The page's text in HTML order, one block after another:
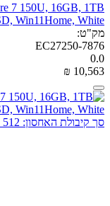
7 150U, 16GB, 1TB
Win11Home, White
מק"ט:
EC27250-7876
0.0
₪ 10,563